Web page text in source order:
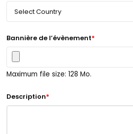
Bannière de l’évènement*
Maximum file size: 128 Mo.
Description*